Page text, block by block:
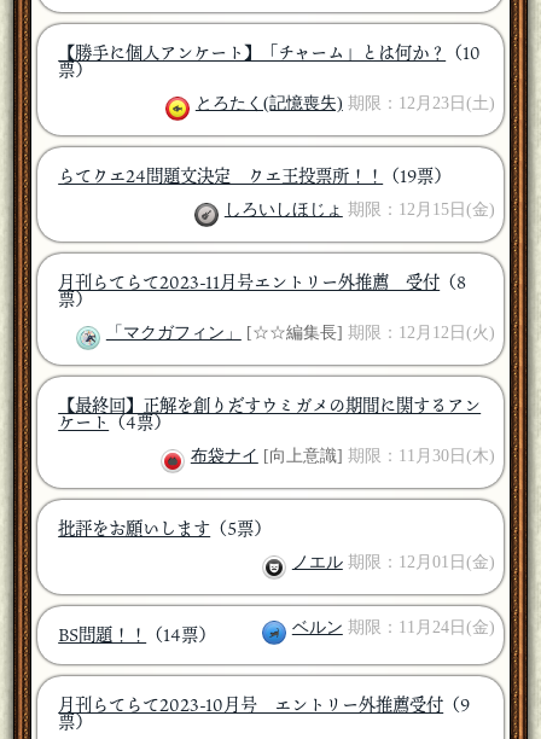
【勝手に個人アンケート】「チャーム」とは何か？ （10
票）
とろたく(記憶喪失) 期限：12月23日(土)
らてクエ24問題文決定 クエ王投票所！！ （19票）
しろいしほじょ 期限：12月15日(金)
月刊らてらて2023-11月号エントリー外推薦 受付 （8
票）
「マクガフィン」 [☆☆編集長] 期限：12月12日(火)
【最終回】正解を創りだすウミガメの期間に関するアン
ケート（4票）
布袋ナイ [向上意識] 期限：11月30日(木)
批評をお願いします （5票）
ノエル 期限：12月01日(金)
BS問題！！ （14票） ベルン 期限：11月24日(金)
月刊らてらて2023-10月号 エントリー外推薦受付 （9
票）